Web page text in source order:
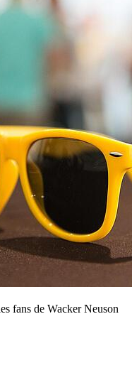
fans de Wacker Neuson